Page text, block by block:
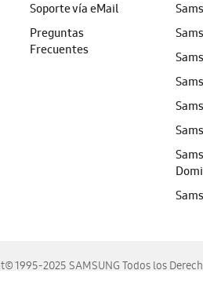
Soporte vía eMail
Preguntas
Frecuentes
1995-2025 SAMSUNG Todos los